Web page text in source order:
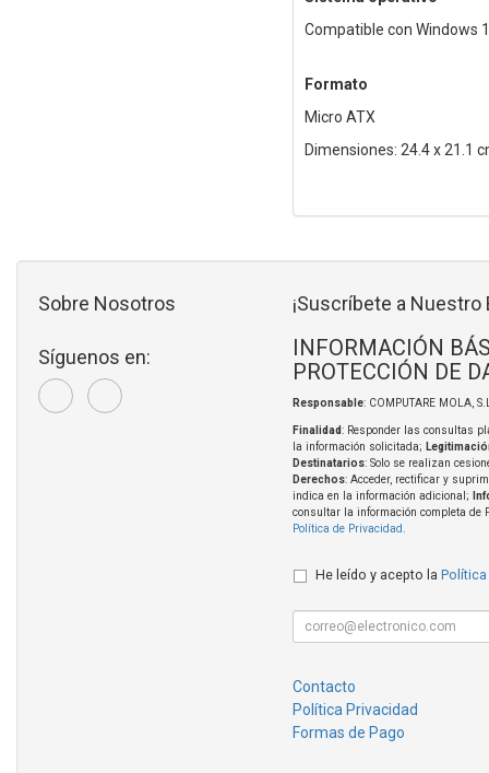
Compatible con Windows
Formato
Micro ATX
Dimensiones: 24.4 x 21.1
Sobre Nosotros
Síguenos en:
¡Suscríbete a Nuestro
INFORMACIÓN
PROTECCIÓN DE
Responsable: COMPUTARE MOLA,
Finalidad: Responder las consultas
la información solicitada;
Destinatarios: Solo se realizan
Derechos: Acceder, rectificar y
indica en la información adicional;
consultar la información completa de
Política de Privacidad
He leído y acepto la Política
Contacto
Política Privacidad
Formas de Pago